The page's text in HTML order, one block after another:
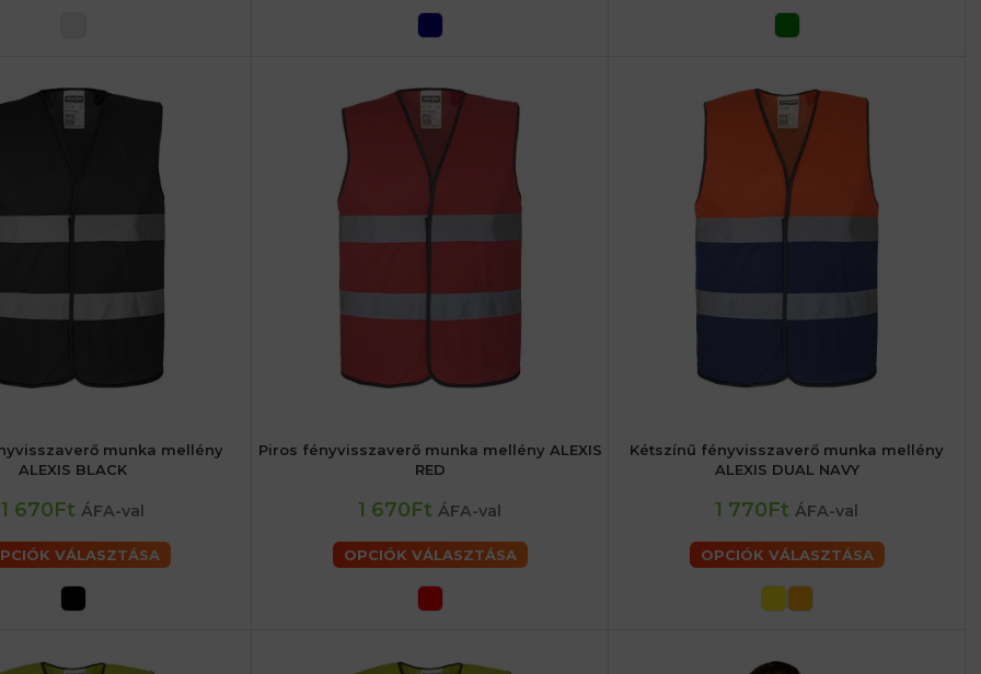
52 (L) férfiaké
56 (XL) férfiaké
férfiaké
62 (3XL) férfiaké
munka mellény
ALEXIS BLACK
1 670Ft ÁFA-val
VÁLASZTÁSA
48 (M) férfiaké 52 (L) férfiaké
56 (XL) férfiaké
60 (2XL) férfiaké
62 (3XL) férfiaké
Piros fényvisszaverő munka mellény ALEXIS
RED
1 670Ft ÁFA-val
OPCIÓK VÁLASZTÁSA
48 (M) férfiaké 52 (L) férfiaké
56 (XL) férfiaké
60 (2XL) férfiaké
62 (3XL) férfiaké
Kétszínű fényvisszaverő munka mellény
ALEXIS DUAL NAVY
1 770Ft ÁFA-val
OPCIÓK VÁLASZTÁSA